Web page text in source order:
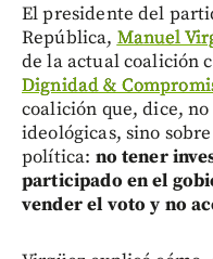
El presidente del
República, Manuel
de la actual coalición
Dignidad &
coalición que, dice,
ideológicas, sino
política: no tener
participado en el
vender el voto y no